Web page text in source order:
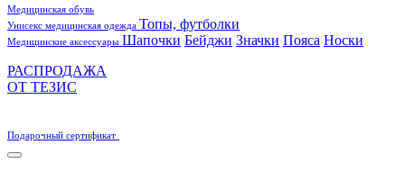
Медицинская обувь
Унисекс медицинская одежда Топы, футболки
Медицинские аксессуары Шапочки Бейджи Значки Пояса Носки
РАСПРОДАЖА
ОТ ТЕЗИС
Подарочный сертификат